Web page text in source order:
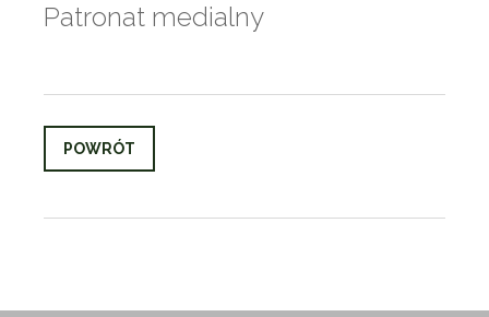
Patronat medialny
POWRÓT